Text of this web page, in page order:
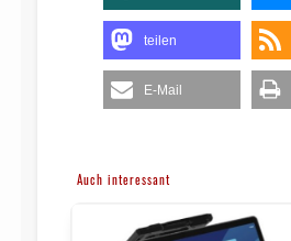
teilen
E-Mail
Auch interessant